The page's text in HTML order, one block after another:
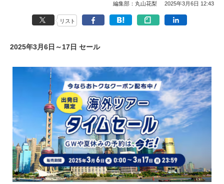
編集部：丸山花梨 2025年3月6日 12:43
リスト
2025年3月6日～17日 セール